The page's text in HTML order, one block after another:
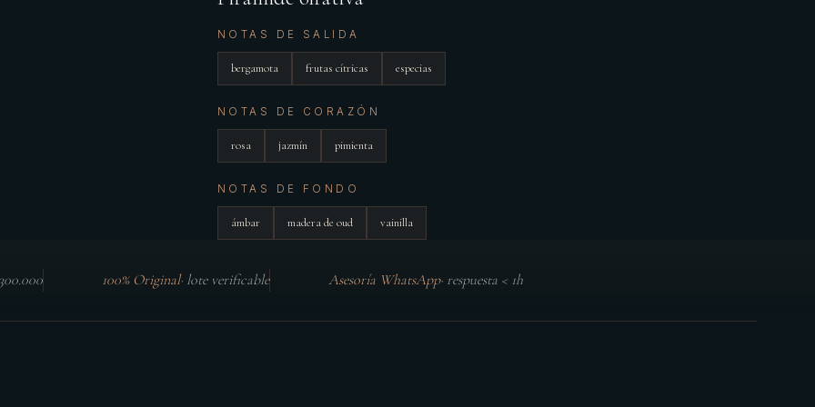
NOTAS DE SALIDA
bergamota frutas cítricas especias
NOTAS DE CORAZÓN
rosa jazmín pimienta
NOTAS DE FONDO
ámbar madera de oud vainilla
100% Original· lote verificable Asesoría WhatsApp· respuesta < 1h